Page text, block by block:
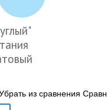
из сравнения